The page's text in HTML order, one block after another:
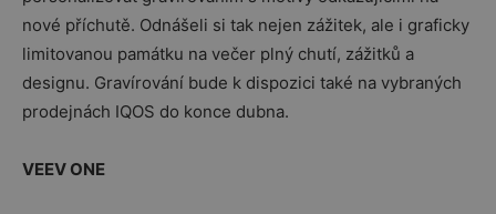
nové příchutě. Odnášeli si tak nejen zážitek, ale i graficky
limitovanou památku na večer plný chutí, zážitků a
designu. Gravírování bude k dispozici také na vybraných
prodejnách IQOS do konce dubna.
VEEV ONE